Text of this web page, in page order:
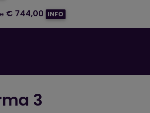
€ 744,00 INFO
3